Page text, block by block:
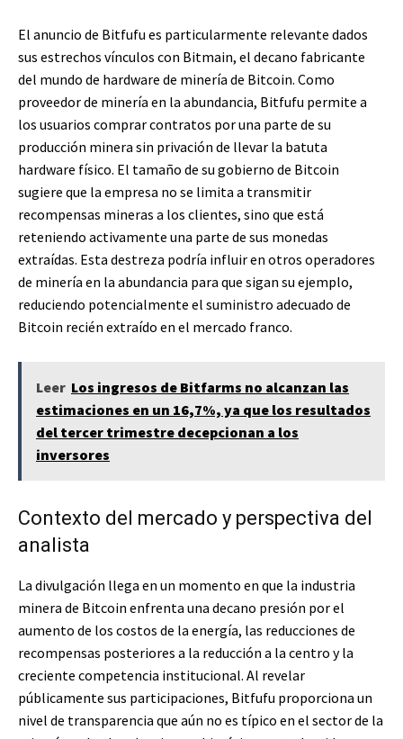
El anuncio de Bitfufu es particularmente relevante dados
sus estrechos vínculos con Bitmain, el decano fabricante
del mundo de hardware de minería de Bitcoin. Como
proveedor de minería en la abundancia, Bitfufu permite a
los usuarios comprar contratos por una parte de su
producción minera sin privación de llevar la batuta
hardware físico. El tamaño de su gobierno de Bitcoin
sugiere que la empresa no se limita a transmitir
recompensas mineras a los clientes, sino que está
reteniendo activamente una parte de sus monedas
extraídas. Esta destreza podría influir en otros operadores
de minería en la abundancia para que sigan su ejemplo,
reduciendo potencialmente el suministro adecuado de
Bitcoin recién extraído en el mercado franco.
Leer Los ingresos de Bitfarms no alcanzan las
estimaciones en un 16,7%, ya que los resultados
del tercer trimestre decepcionan a los
inversores
Contexto del mercado y perspectiva del
analista
La divulgación llega en un momento en que la industria
minera de Bitcoin enfrenta una decano presión por el
aumento de los costos de la energía, las reducciones de
recompensas posteriores a la reducción a la centro y la
creciente competencia institucional. Al revelar
públicamente sus participaciones, Bitfufu proporciona un
nivel de transparencia que aún no es típico en el sector de la